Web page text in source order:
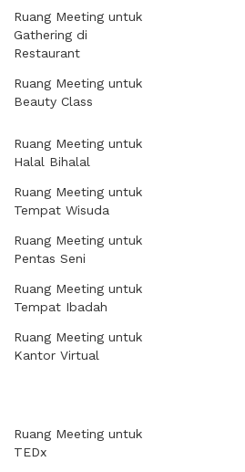
Ruang Meeting untuk
Gathering di
Restaurant
Ruang Meeting untuk
Beauty Class
Ruang Meeting untuk
Halal Bihalal
Ruang Meeting untuk
Tempat Wisuda
Ruang Meeting untuk
Pentas Seni
Ruang Meeting untuk
Tempat Ibadah
Ruang Meeting untuk
Kantor Virtual
Ruang Meeting untuk
TEDx